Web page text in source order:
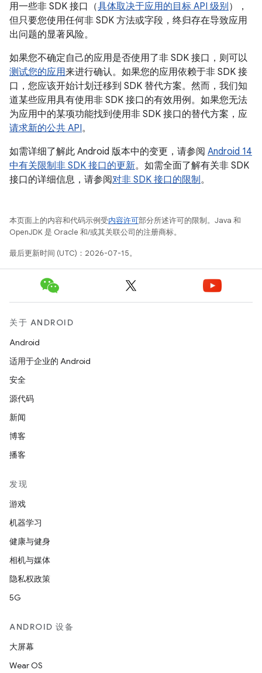
用一些非 SDK 接口（具体取决于应用的目标 API 级别 ），
但只要您使用任何非 SDK 方法或字段，终归存在导致应用
出问题的显著风险。
如果您不确定自己的应用是否使用了非 SDK 接口，则可以
测试您的应用来进行确认。如果您的应用依赖于非 SDK 接
口，您应该开始计划迁移到 SDK 替代方案。然而，我们知
道某些应用具有使用非 SDK 接口的有效用例。如果您无法
为应用中的某项功能找到使用非 SDK 接口的替代方案，应
请求新的公共 API。
如需详细了解此 Android 版本中的变更，请参阅 Android 14
中有关限制非 SDK 接口的更新。如需全面了解有关非 SDK
接口的详细信息，请参阅对非 SDK 接口的限制。
本页面上的内容和代码示例受内容许可部分所述许可的限制。Java 和
OpenJDK 是 Oracle 和/或其关联公司的注册商标。
最后更新时间 (UTC)：2026-07-15。
关于 ANDROID
Android
适用于企业的 Android
安全
源代码
新闻
博客
播客
发现
游戏
机器学习
健康与健身
相机与媒体
隐私权政策
5G
ANDROID 设备
大屏幕
Wear OS